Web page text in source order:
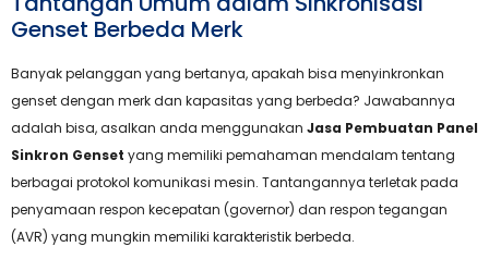
Genset Berbeda Merk
Banyak pelanggan yang bertanya, apakah bisa menyinkronkan
genset dengan merk dan kapasitas yang berbeda? Jawabannya
adalah bisa, asalkan anda menggunakan Jasa Pembuatan Panel
Sinkron Genset yang memiliki pemahaman mendalam tentang
berbagai protokol komunikasi mesin. Tantangannya terletak pada
penyamaan respon kecepatan (governor) dan respon tegangan
(AVR) yang mungkin memiliki karakteristik berbeda.